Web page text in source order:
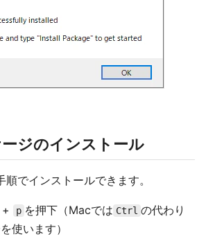
ジのインストール
でインストールできます。
+ p を押下（Macでは Ctrl の代わり
使います）